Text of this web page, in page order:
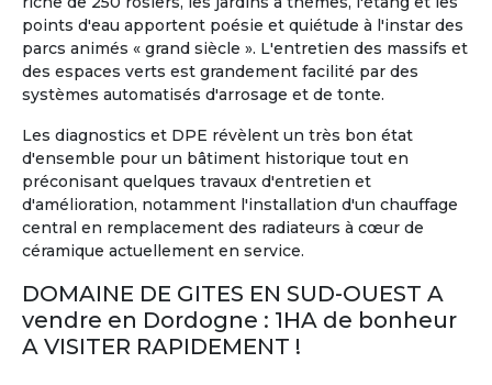
points d'eau apportent poésie et quiétude à l'instar des
parcs animés « grand siècle ». L'entretien des massifs et
des espaces verts est grandement facilité par des
systèmes automatisés d'arrosage et de tonte.
Les diagnostics et DPE révèlent un très bon état
d'ensemble pour un bâtiment historique tout en
préconisant quelques travaux d'entretien et
d'amélioration, notamment l'installation d'un chauffage
central en remplacement des radiateurs à cœur de
céramique actuellement en service.
DOMAINE DE GITES EN SUD-OUEST A
vendre en Dordogne : 1HA de bonheur
A VISITER RAPIDEMENT !
11
Maison Partagée
Marrakech, Maroc
A partir de1 750 €/mois
Voir les247 annonces